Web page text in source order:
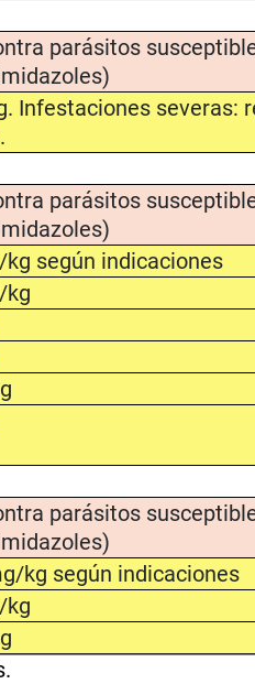
parásitos
Infestaciones severas:
parásitos
kg según indicaciones
kg
parásitos
kg según indicaciones
kg